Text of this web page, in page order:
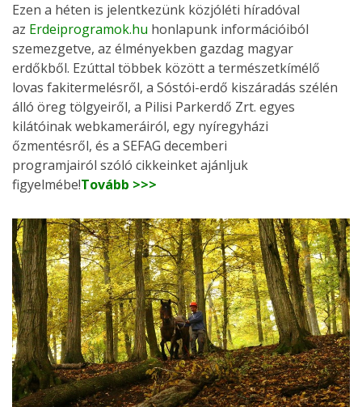
Ezen a héten is jelentkezünk közjóléti híradóval
az Erdeiprogramok.hu honlapunk információiból
szemezgetve, az élményekben gazdag magyar
erdőkből. Ezúttal többek között a természetkímélő
lovas fakitermelésről, a Sóstói-erdő kiszáradás szélén
álló öreg tölgyeiről, a Pilisi Parkerdő Zrt. egyes
kilátóinak webkameráiról, egy nyíregyházi
őzmentésről, és a SEFAG decemberi
programjairól szóló cikkeinket ajánljuk
figyelmébe!Tovább >>>